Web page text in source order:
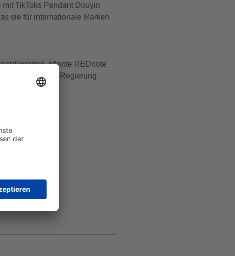
TikToks Pendant Douyin
sie für internationale Marken
werden, könnte REDnote
Visier der US-Regierung